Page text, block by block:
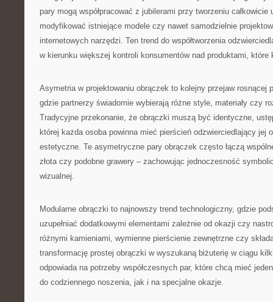
pary mogą współpracować z jubilerami przy tworzeniu całkowicie
modyfikować istniejące modele czy nawet samodzielnie
internetowych narzędzi. Ten trend do współtworzenia
w kierunku większej kontroli konsumentów nad produktami, które
Asymetria w projektowaniu obrączek to kolejny przejaw rosnącej
gdzie partnerzy świadomie wybierają różne style, materiały czy
Tradycyjne przekonanie, że obrączki muszą być identyczne,
której każda osoba powinna mieć pierścień odzwierciedlający jej
estetyczne. Te asymetryczne pary obrączek często łączą
złota czy podobne grawery – zachowując jednoczesność
wizualnej.
Modularne obrączki to najnowszy trend technologiczny, gdzie
uzupełniać dodatkowymi elementami zależnie od okazji czy
różnymi kamieniami, wymienne pierścienie zewnętrzne czy
transformację prostej obrączki w wyszukaną biżuterię w ciągu
odpowiada na potrzeby współczesnych par, które chcą mieć
do codziennego noszenia, jak i na specjalne okazje.